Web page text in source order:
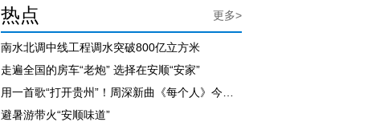
热点 更多>
南水北调中线工程调水突破800亿立方米
走遍全国的房车“老炮” 选择在安顺“安家”
避暑游带火“安顺味道”